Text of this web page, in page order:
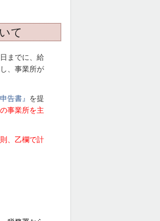
て
までに、給
、事業所が
告書』
を提
事業所を主
、乙欄で計